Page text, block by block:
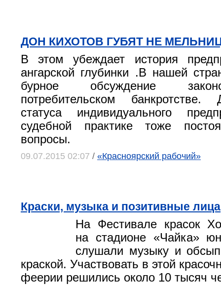
ДОН КИХОТОВ ГУБЯТ НЕ
В этом убеждает история
ангарской глубинки .В нашей
бурное обсуждение
потребительском банкротстве.
статуса индивидуального
судебной практике тоже
вопросы.
09.07.2015 02:07 / «Красноярский рабочий»
Краски, музыка и позитивные лица
На Фестивале красок
на стадионе «Чайка»
слушали музыку и
краской. Участвовать в этой
феерии решились около 10 тысяч